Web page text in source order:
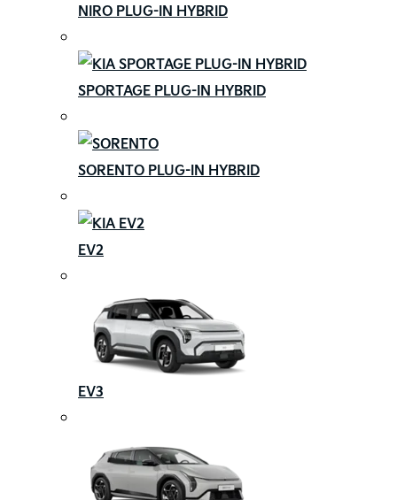
NIRO PLUG-IN HYBRID
SPORTAGE PLUG-IN HYBRID
SORENTO PLUG-IN HYBRID
EV2
EV3